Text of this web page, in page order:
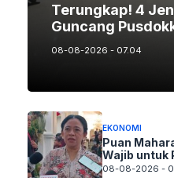
Terungkap! 4
Guncang
08-08-2026 - 07.04
EKONOMI
Puan
Wajib untuk
08-08-2026 -